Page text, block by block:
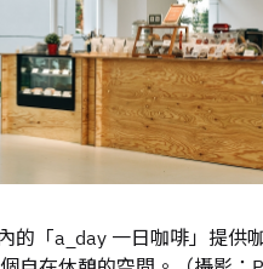
的「a_day 一日咖啡」提供